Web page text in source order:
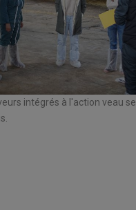
intégrés à l'action veau